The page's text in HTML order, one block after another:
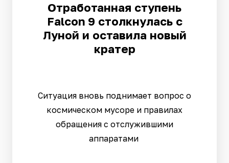
Отработанная ступень
Falcon 9 столкнулась с
Луной и оставила новый
кратер
Ситуация вновь поднимает вопрос о
космическом мусоре и правилах
обращения с отслужившими
аппаратами